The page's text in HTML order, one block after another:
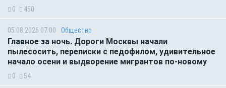
0 450
05.08.2026 07:00 Общество
Главное за ночь. Дороги Москвы начали
пылесосить, переписки с педофилом, удивительное
начало осени и выдворение мигрантов по-новому
0 54